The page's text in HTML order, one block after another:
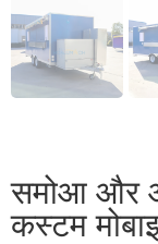
समोआ और
कस्टम